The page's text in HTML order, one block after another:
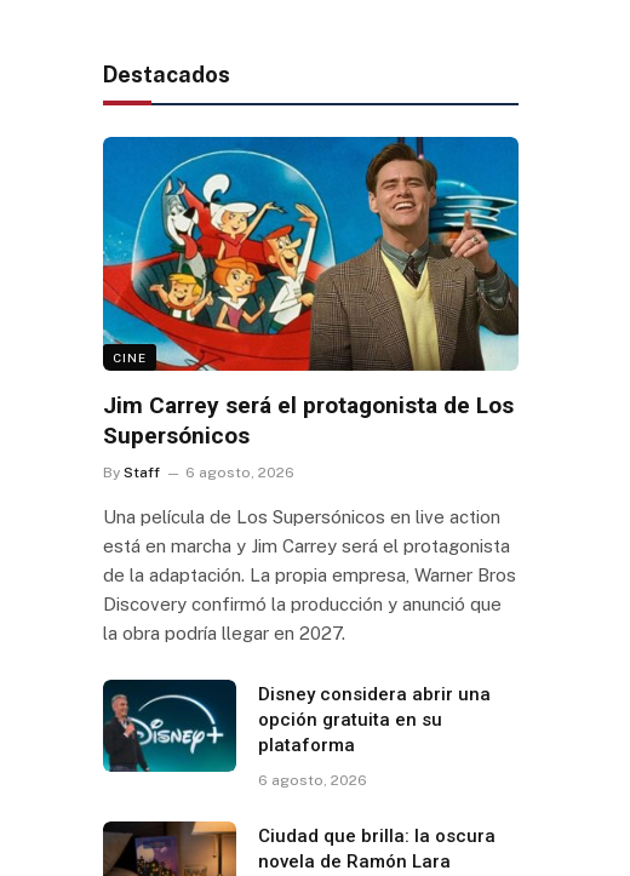
Destacados
CINE
Jim Carrey será el protagonista de Los
Supersónicos
By Staff 6 agosto, 2026
Una película de Los Supersónicos en live action
está en marcha y Jim Carrey será el protagonista
de la adaptación. La propia empresa, Warner Bros
Discovery confirmó la producción y anunció que
la obra podría llegar en 2027.
Disney considera abrir una
opción gratuita en su
plataforma
6 agosto, 2026
Ciudad que brilla: la oscura
novela de Ramón Lara